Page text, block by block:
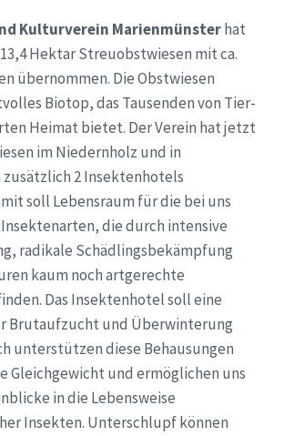
Kulturverein Marienmünsterhat
Hektar Streuobstwiesen mit ca.
übernommen. Die Obstwiesen
Biotop, das Tausenden von Tier-
Heimat bietet. Der Verein hat jetzt
im Niedernholz und in
2 Insektenhotels
soll Lebensraum für die bei uns
die durch intensive
radikale Schädlingsbekämpfung
kaum noch artgerechte
Das Insektenhotel soll eine
Brutaufzucht und Überwinterung
unterstützen diese Behausungen
Gleichgewicht und ermöglichen uns
in die Lebensweise
Insekten. Unterschlupf können